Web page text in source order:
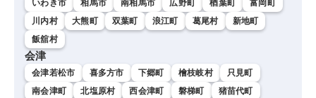
いわき市 相馬市 南相馬市 広野町 楢葉町
富岡町
川内村
大熊町 双葉町 浪江町 葛尾村
新地町
飯舘村
会津
会津若松市 喜多方市 下郷町 檜枝岐村
只見町
南会津町
北塩原村 西会津町 磐梯町
猪苗代町